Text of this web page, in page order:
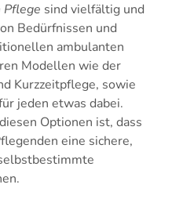
Pflege sind vielfältig und
Bedürfnissen und
ambulanten
Modellen wie der
Kurzzeitpflege, sowie
jeden etwas dabei.
Optionen ist, dass
eine sichere,